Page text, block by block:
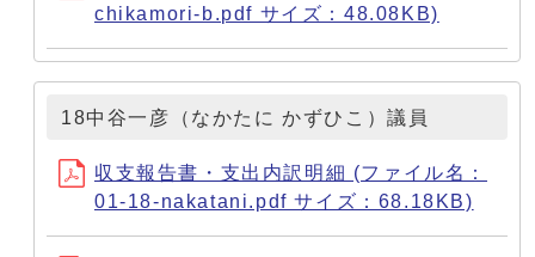
chikamori-b.pdf サイズ：48.08KB)
18中谷一彦（なかたに かずひこ）議員
収支報告書・支出内訳明細 (ファイル名：
01-18-nakatani.pdf サイズ：68.18KB)